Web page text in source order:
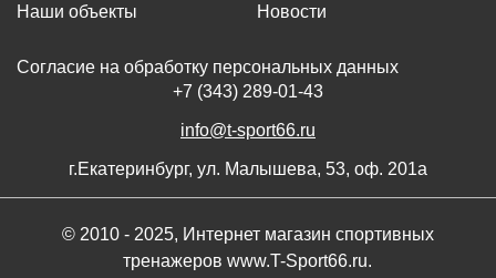
Наши объекты
Новости
Согласие на обработку персональных данных
+7 (343) 289-01-43
info@t-sport66.ru
г.Екатеринбург, ул. Малышева, 53, оф. 201а
© 2010 - 2025, Интернет магазин спортивных
тренажеров www.T-Sport66.ru.